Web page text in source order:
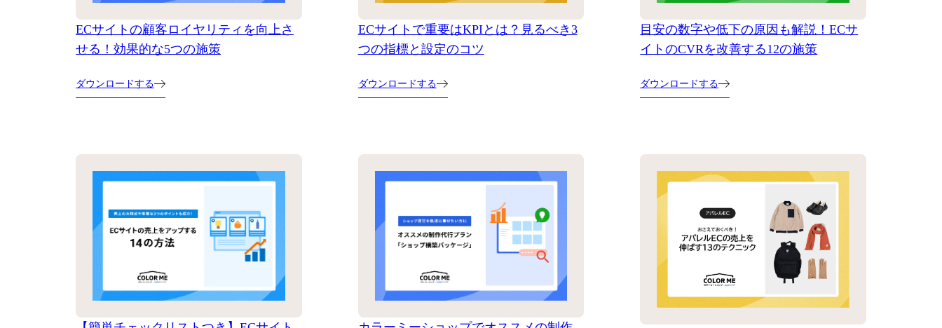
ECサイトの顧客ロイヤリティを向上さ
せる！効果的な5つの施策
ダウンロードする
ECサイトで重要はKPIとは？見るべき3
つの指標と設定のコツ
ダウンロードする
目安の数字や低下の原因も解説！ECサ
イトのCVRを改善する12の施策
ダウンロードする